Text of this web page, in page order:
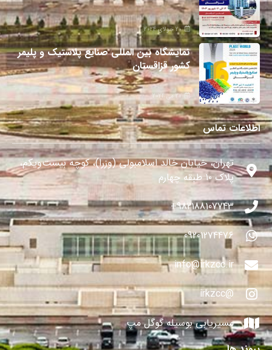
20 جولای 2024
نمایشگاه بین المللی صنایع پلاستیک و پلیمر
کشور قزاقستان
27 می 2024
اطلاعات تماس
تهران، خیابان خالد اسلامبولی (وزرا)، کوچه بیست‌ویکم،
پلاک ۱۰ طبقه چهارم
982188107743+
09201274476
info@irkzcc.ir
@irkzcc
مسیریابی بوسیله گوگل مپ